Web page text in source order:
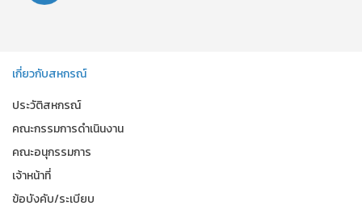
เกี่ยวกับสหกรณ์
ประวัติสหกรณ์
คณะกรรมการดำเนินงาน
คณะอนุกรรมการ
เจ้าหน้าที่
ข้อบังคับ/ระเบียบ